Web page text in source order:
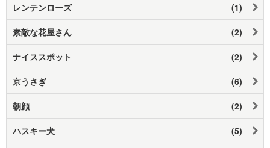
レンテンローズ (1)
素敵な花屋さん (2)
ナイススポット (2)
京うさぎ (6)
朝顔 (2)
ハスキー犬 (5)